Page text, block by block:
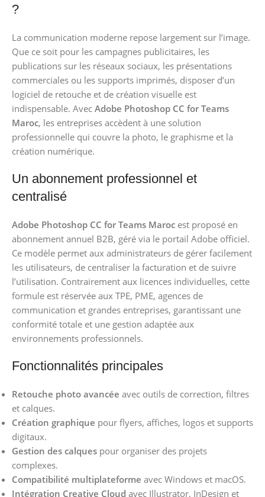
?
La communication moderne repose largement sur l’image.
Que ce soit pour les campagnes publicitaires, les
publications sur les réseaux sociaux, les présentations
commerciales ou les supports imprimés, disposer d’un
logiciel de retouche et de création visuelle est
indispensable. Avec Adobe Photoshop CC for Teams
Maroc, les entreprises accèdent à une solution
professionnelle qui couvre la photo, le graphisme et la
création numérique.
Un abonnement professionnel et
centralisé
Adobe Photoshop CC for Teams Maroc est proposé en
abonnement annuel B2B, géré via le portail Adobe officiel.
Ce modèle permet aux administrateurs de gérer facilement
les utilisateurs, de centraliser la facturation et de suivre
l’utilisation. Contrairement aux licences individuelles, cette
formule est réservée aux TPE, PME, agences de
communication et grandes entreprises, garantissant une
conformité totale et une gestion adaptée aux
environnements professionnels.
Fonctionnalités principales
Retouche photo avancée avec outils de correction, filtres
et calques.
Création graphique pour flyers, affiches, logos et supports
digitaux.
Gestion des calques pour organiser des projets
complexes.
Compatibilité multiplateforme avec Windows et macOS.
Intégration Creative Cloud avec Illustrator, InDesign et